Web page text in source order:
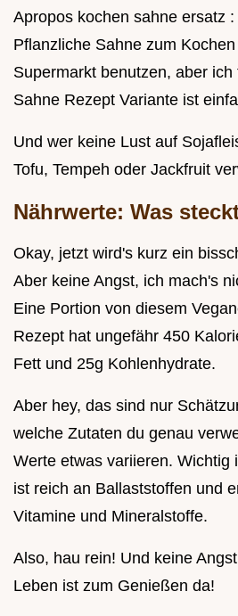
Apropos kochen sahne ersatz
Pflanzliche Sahne zum
Supermarkt benutzen, aber
Sahne Rezept Variante ist
Und wer keine Lust auf
Tofu, Tempeh oder Jackfruit
Nährwerte: Was
Okay, jetzt wird's kurz ein
Aber keine Angst, ich mach's
Eine Portion von diesem
Rezept hat ungefähr 450
Fett und 25g Kohlenhydrate.
Aber hey, das sind nur
welche Zutaten du genau
Werte etwas variieren. Wichtig
ist reich an Ballaststoffen und
Vitamine und Mineralstoffe.
Also, hau rein! Und keine
Leben ist zum Genießen da!